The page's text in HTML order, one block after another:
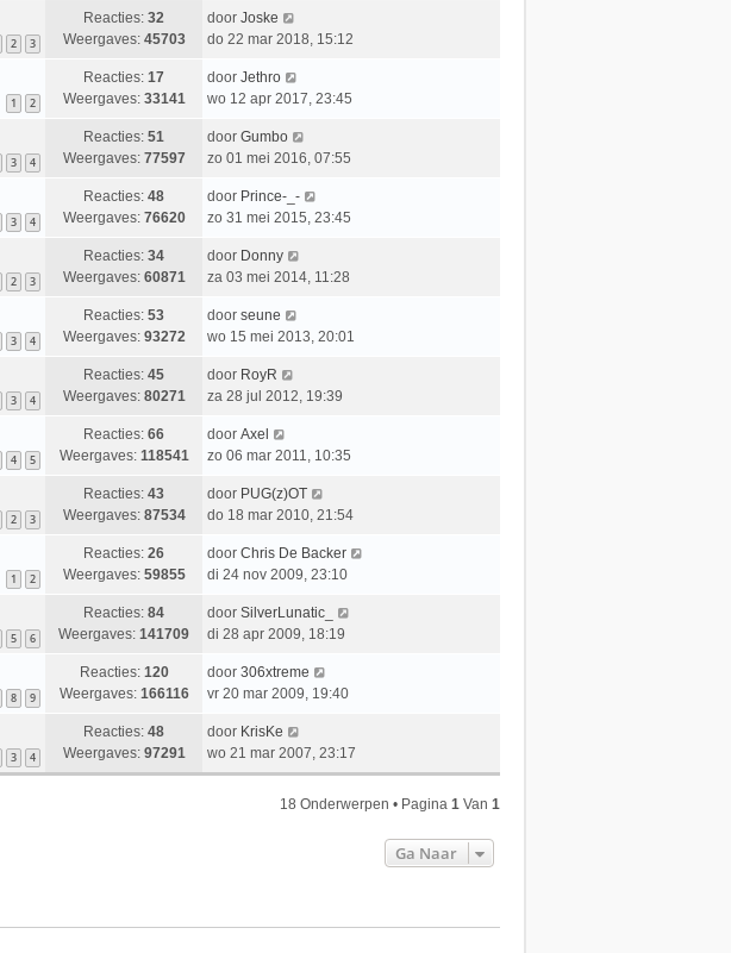
c
h
e
c
h
e
b
e
c
h
t
s
e
b
e
c
h
2 3
Reacties: 32
Weergaves: 45703
L
a
t
s
e
b
e
c
h
door Joske
do 22 mar 2018, 15:12
1 2
Reacties: 17
Weergaves: 33141
L
a
t
s
e
b
e
c
h
door Jethro
wo 12 apr 2017, 23:45
3 4
Reacties: 51
Weergaves: 77597
L
a
t
s
e
b
e
c
h
door Gumbo
zo 01 mei 2016, 07:55
3 4
Reacties: 48
Weergaves: 76620
L
a
t
s
e
b
e
c
h
door Prince-_-
zo 31 mei 2015, 23:45
2 3
Reacties: 34
Weergaves: 60871
L
a
t
s
e
b
e
c
h
door Donny
za 03 mei 2014, 11:28
3 4
Reacties: 53
Weergaves: 93272
L
a
t
s
e
b
e
c
h
door seune
wo 15 mei 2013, 20:01
3 4
Reacties: 45
Weergaves: 80271
L
a
t
s
e
b
e
c
h
door RoyR
za 28 jul 2012, 19:39
4 5
Reacties: 66
Weergaves: 118541
L
a
t
s
e
b
e
c
h
door Axel
zo 06 mar 2011, 10:35
2 3
Reacties: 43
Weergaves: 87534
L
a
t
s
e
b
e
c
h
t
door PUG(z)OT
do 18 mar 2010, 21:54
1 2
Reacties: 26
Weergaves: 59855
L
a
t
s
e
b
e
door Chris De Backer
di 24 nov 2009, 23:10
5 6
Reacties: 84
Weergaves: 141709
L
a
t
s
e
b
door SilverLunatic_
di 28 apr 2009, 18:19
8 9
Reacties: 120
Weergaves: 166116
L
a
t
s
t
h
door 306xtreme
vr 20 mar 2009, 19:40
3 4
Reacties: 48
Weergaves: 97291
L
a
a
r
door KrisKe
wo 21 mar 2007, 23:17
18 Onderwerpen • Pagina 1 Van 1
Ga Naar